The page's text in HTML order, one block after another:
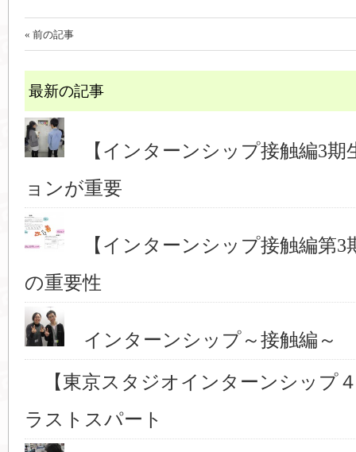
« 前の記事
最新の記事
【インターンシップ接触編3期
ョンが重要
【インターンシップ接触編第3
の重要性
インターンシップ～接触編
【東京スタジオインターンシップ
ラストスパート